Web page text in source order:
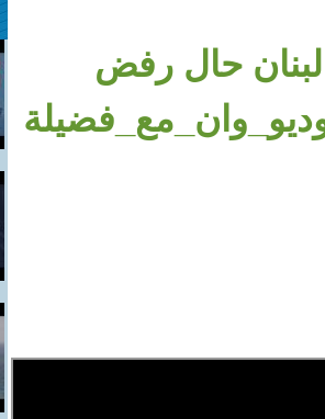
لبنان حال رفض